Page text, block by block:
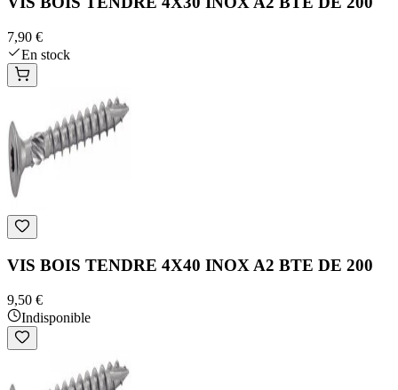
7,90 €
En stock
VIS BOIS TENDRE 4X40 INOX A2 BTE DE 200
9,50 €
Indisponible